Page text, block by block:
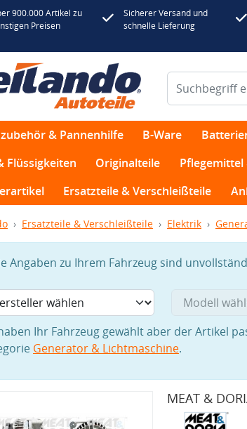
900.000 Artikel zu
Preisen
Sicherer Versand und
schnelle Lieferung
& Pannenhilfe B-Ware
Flüssigkeiten
Originalteile
Ersatzteile & Verschleißteile
Ersatzteile & Verschleißteile Elektrik
Angaben zu Ihrem Fahrzeug sind
Ihr Fahrzeug gewählt aber der Artikel
Generator & Lichtmaschine.
MEAT &